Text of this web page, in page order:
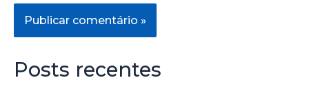
Posts recentes